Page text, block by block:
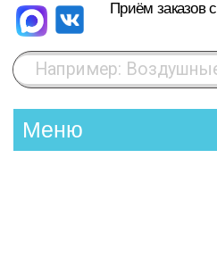
Меню
Например: Воздушные шары